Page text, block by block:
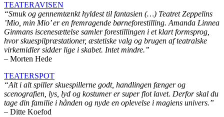
TEATERAVISEN
“Smuk og gennemtænkt hyldest til fantasien (…) Teatret Zeppelins
’Mio, min Mio’ er en fremragende børneforestilling. Amanda Linnea
Ginmans iscenesættelse samler forestillingen i et klart formsprog,
hvor skuespilpræstationer, æstetiske valg og brugen af teatralske
virkemidler sidder lige i skabet. Intet mindre.”
– Morten Hede
TEATERSPOT
“Alt i alt spiller skuespillerne godt, handlingen fænger og
scenografien, lys, lyd og kostumer er super flot lavet. Derfor skal du
tage din familie i hånden og nyde en oplevelse i magiens univers.”
– Ditte Koefod